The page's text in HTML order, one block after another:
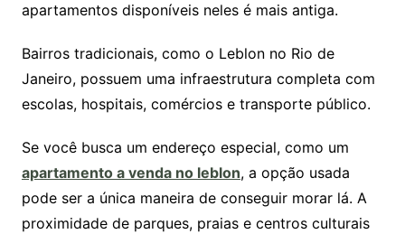
apartamentos disponíveis neles é mais antiga.
Bairros tradicionais, como o Leblon no Rio de
Janeiro, possuem uma infraestrutura completa com
escolas, hospitais, comércios e transporte público.
Se você busca um endereço especial, como um
apartamento a venda no leblon, a opção usada
pode ser a única maneira de conseguir morar lá. A
proximidade de parques, praias e centros culturais